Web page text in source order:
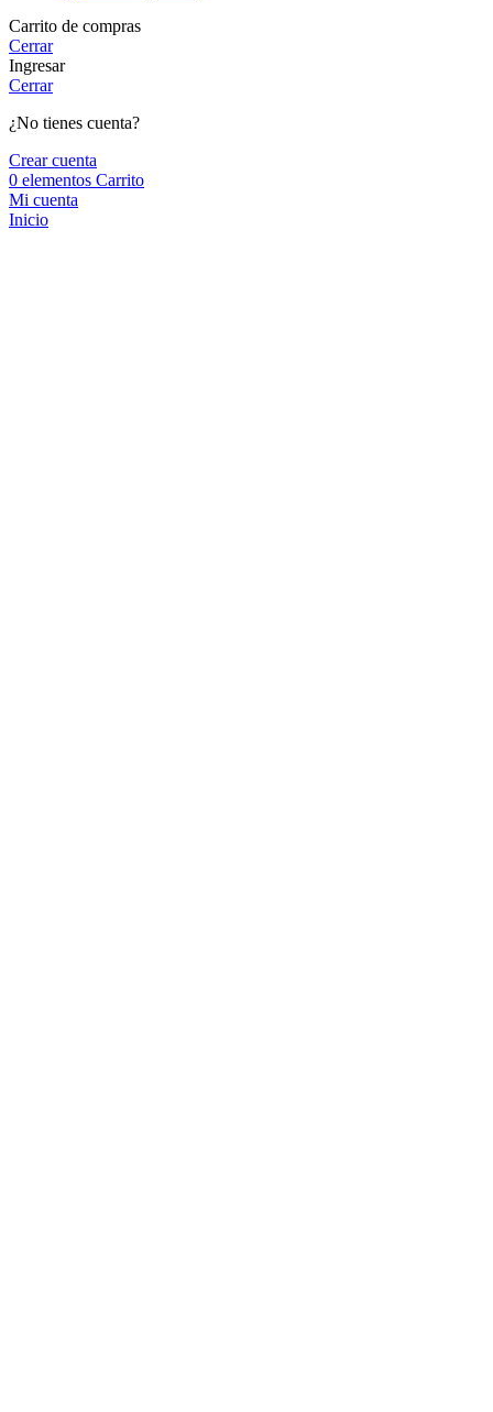
Carrito de compras
Cerrar
Ingresar
Cerrar
¿No tienes cuenta?
Crear cuenta
0 elementos Carrito
Mi cuenta
Inicio